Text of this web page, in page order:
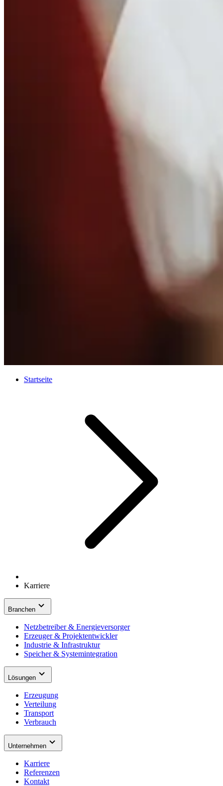
Startseite
Karriere
Branchen
Netzbetreiber & Energieversorger
Erzeuger & Projektentwickler
Industrie & Infrastruktur
Speicher & Systemintegration
Lösungen
Erzeugung
Verteilung
Transport
Verbrauch
Unternehmen
Karriere
Referenzen
Kontakt